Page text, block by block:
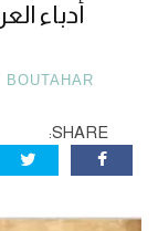
أدباء
BOUTAHAR
SHARE: